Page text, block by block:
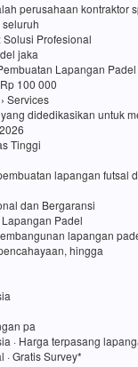
perusahaan kontraktor
Profesional
jaka
Lapangan
100 000
Services
didedikasikan untuk
Tinggi
lapangan futsal
dan Bergaransi
Padel
lapangan
hingga
pa
· Harga terpasang
Gratis Survey*